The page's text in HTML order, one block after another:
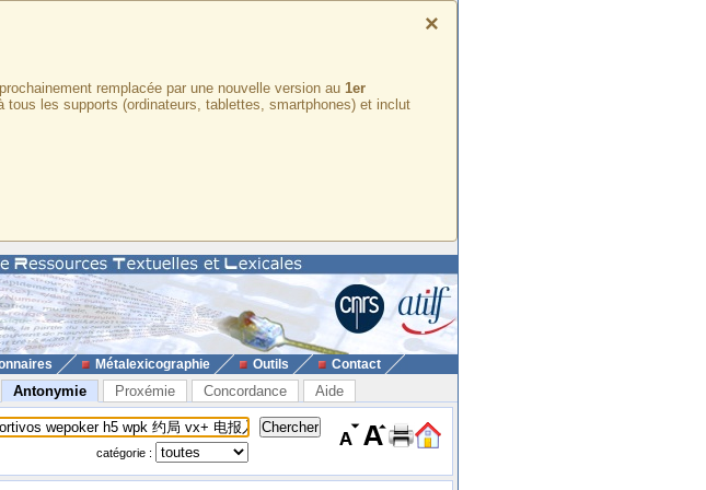
×
remplacée par une nouvelle version au 1er
les supports (ordinateurs, tablettes, smartphones) et inclut
Métalexicographie Outils Contact
Antonymie Proxémie Concordance Aide
catégorie :